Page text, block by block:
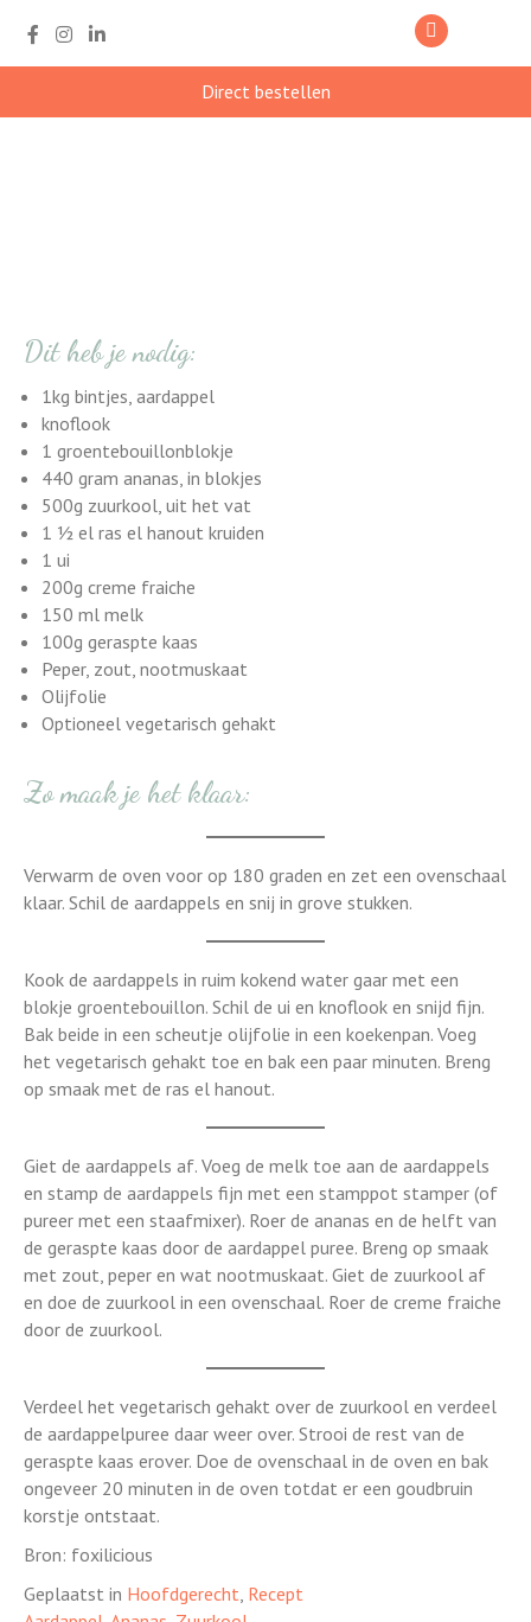
Direct bestellen
Dit heb je nodig:
1kg bintjes, aardappel
knoflook
1 groentebouillonblokje
440 gram ananas, in blokjes
500g zuurkool, uit het vat
1 ½ el ras el hanout kruiden
1 ui
200g creme fraiche
150 ml melk
100g geraspte kaas
Peper, zout, nootmuskaat
Olijfolie
Optioneel vegetarisch gehakt
Zo maak je het klaar:
Verwarm de oven voor op 180 graden en zet een ovenschaal
klaar. Schil de aardappels en snij in grove stukken.
Kook de aardappels in ruim kokend water gaar met een
blokje groentebouillon. Schil de ui en knoflook en snijd fijn.
Bak beide in een scheutje olijfolie in een koekenpan. Voeg
het vegetarisch gehakt toe en bak een paar minuten. Breng
op smaak met de ras el hanout.
Giet de aardappels af. Voeg de melk toe aan de aardappels
en stamp de aardappels fijn met een stamppot stamper (of
pureer met een staafmixer). Roer de ananas en de helft van
de geraspte kaas door de aardappel puree. Breng op smaak
met zout, peper en wat nootmuskaat. Giet de zuurkool af
en doe de zuurkool in een ovenschaal. Roer de creme fraiche
door de zuurkool.
Verdeel het vegetarisch gehakt over de zuurkool en verdeel
de aardappelpuree daar weer over. Strooi de rest van de
geraspte kaas erover. Doe de ovenschaal in de oven en bak
ongeveer 20 minuten in de oven totdat er een goudbruin
korstje ontstaat.
Bron: foxilicious
Geplaatst in Hoofdgerecht, Recept